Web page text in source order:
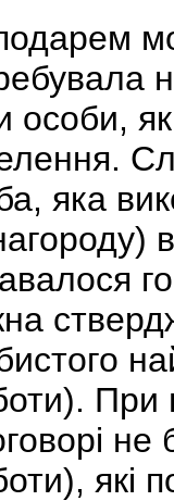
особи,
яка
При
не
які